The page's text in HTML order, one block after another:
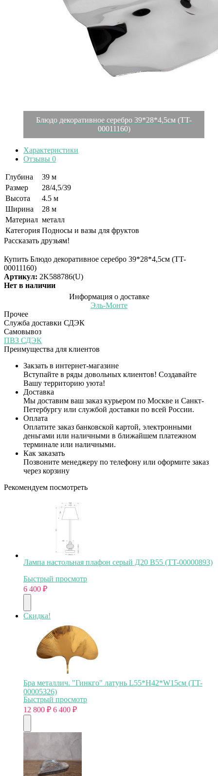
Блюдо декоративное серебро 39*28*4,5см (TT-
00011160)
Характеристики
Отзывы 0
Глубина
39 м
Размер
28/4,5/39
Высота
4.5 м
Ширина
28 м
Материал металл
Категория Подносы и вазы для фруктов
Рассказать друзьям!
Купить Блюдо декоративное серебро 39*28*4,5см (TT-
00011160)
Артикул: 2K588786(U)
Нет в наличии
Информация о доставке
Эль-Монте
Прочее
Служба доставки СДЭК
Самовывоз
ПВЗ СДЭК
Преимущества для клиентов
Закзать в интернет-магазине
Вступайте в ряды довольных клиентов! Создавайте
Вашу территорию уюта!
Доставка
Мы доставим ваш заказ курьером по Москве и Санкт-
Петербургу или службой доставки по всей России.
Оплата
Оплатите заказ банковской картой, электронными
деньгами или наличными в ближайшем платежном
терминале или наличными.
Как заказать
Позвоните менеджеру по телефону или оформите заказ
через корзину
Рекомендуем посмотреть
Лампа настольная плафон серый Д20 В55 (TT-00000893)
Быстрый просмотр
6 400 ₽
Скидка!
Бра металлич. "Гинкго" латунь L55*H42*W15см (TT-
00005326)
Быстрый просмотр
12 800 ₽ 6 400 ₽